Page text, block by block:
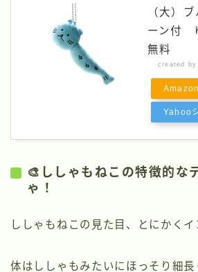
（大）
ーン付
無料
created by
Amazon
Yahoo
🎨ししゃもねこの特徴的な
ゃ！
ししゃもねこの見た目、とにかくイ
体はししゃもみたいにほっそり細長